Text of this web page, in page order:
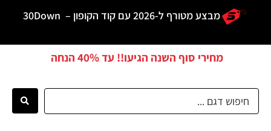
מבצע מטורף ל-2026 עם קוד הקופון – 30Down
מחירי סוף השנה הגיעו!! עד40% הנחה